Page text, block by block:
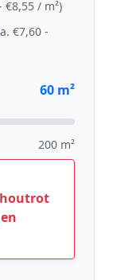
€8,55 / m²)
€7,60 -
60 m²
200 m²